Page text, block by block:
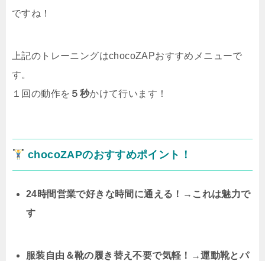
ですね！
上記のトレーニングはchocoZAPおすすめメニューで
す。
１回の動作を ５秒かけて行います！
chocoZAPのおすすめポイント！
24時間営業で好きな時間に通える！→これは魅力で
す
服装自由＆靴の履き替え不要で気軽！→運動靴とパ